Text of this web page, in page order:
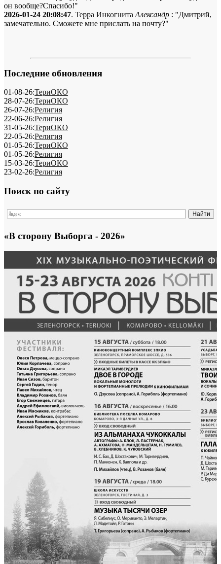
он вообще?Спасибо!"
2026-01-24 20:08:47. Терра Инкогнита Александр : "Дмитрий,
замечательно. Сможете мне прислать на почту?"
Последние обновления
01-08-26:ТериОКО
28-07-26:ТериОКО
26-07-26:Религия
22-06-26:Религия
31-05-26:ТериОКО
22-05-26:Религия
01-05-26:ТериОКО
01-05-26:Религия
15-03-26:ТериОКО
23-02-26:Религия
Поиск по сайту
«В сторону Выборга - 2026»